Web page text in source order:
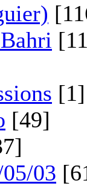
[1]
[49]
03